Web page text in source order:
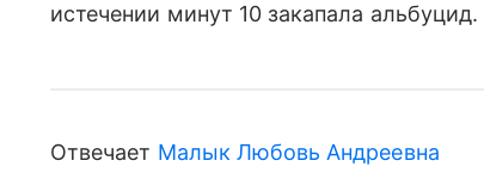
истечении минут 10 закапала альбуцид.
Отвечает Малык Любовь Андреевна